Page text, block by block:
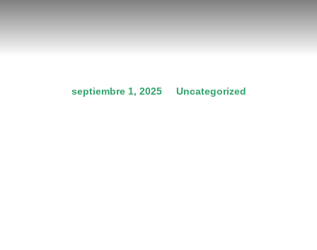
septiembre 1, 2025 Uncategorized